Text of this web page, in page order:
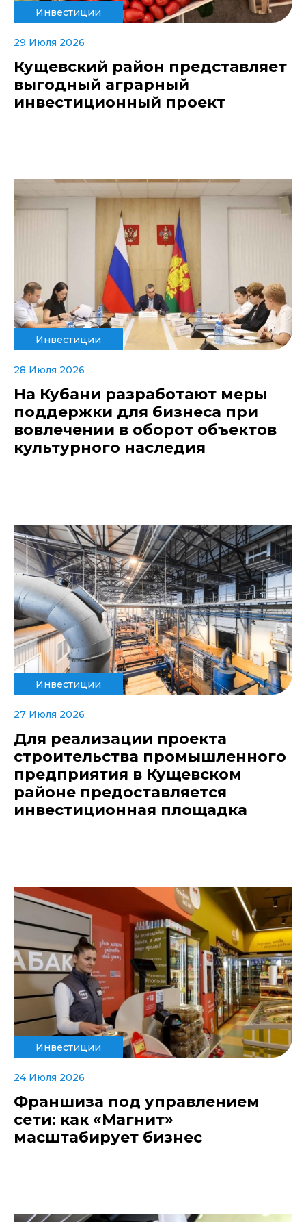
Инвестиции
29 Июля 2026
Кущевский район представляет
выгодный аграрный
инвестиционный проект
Инвестиции
28 Июля 2026
На Кубани разработают меры
поддержки для бизнеса при
вовлечении в оборот объектов
культурного наследия
Инвестиции
27 Июля 2026
Для реализации проекта
строительства промышленного
предприятия в Кущевском
районе предоставляется
инвестиционная площадка
Инвестиции
24 Июля 2026
Франшиза под управлением
сети: как «Магнит»
масштабирует бизнес